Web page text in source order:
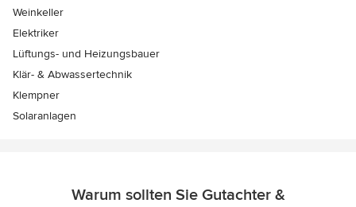
Weinkeller
Elektriker
Lüftungs- und Heizungsbauer
Klär- & Abwassertechnik
Klempner
Solaranlagen
Warum sollten Sie Gutachter &